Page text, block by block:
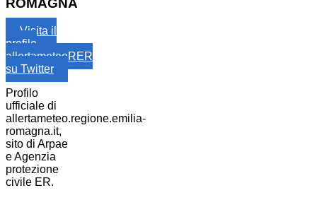
ROMAGNA
Visita il
profilo
allertameteoRER
su Twitter
Profilo
ufficiale di
allertameteo.regione.emilia-
romagna.it,
sito di Arpae
e Agenzia
protezione
civile ER.